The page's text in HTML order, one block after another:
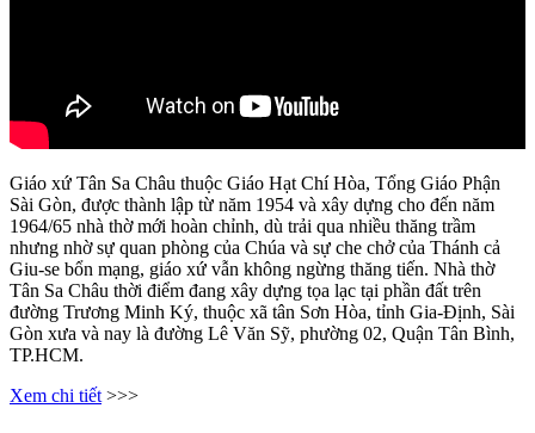
Giáo xứ Tân Sa Châu thuộc Giáo Hạt Chí Hòa, Tổng Giáo Phận
Sài Gòn, được thành lập từ năm 1954 và xây dựng cho đến năm
1964/65 nhà thờ mới hoàn chỉnh, dù trải qua nhiều thăng trầm
nhưng nhờ sự quan phòng của Chúa và sự che chở của Thánh cả
Giu-se bổn mạng, giáo xứ vẫn không ngừng thăng tiến. Nhà thờ
Tân Sa Châu thời điểm đang xây dựng tọa lạc tại phần đất trên
đường Trương Minh Ký, thuộc xã tân Sơn Hòa, tỉnh Gia-Định, Sài
Gòn xưa và nay là đường Lê Văn Sỹ, phường 02, Quận Tân Bình,
TP.HCM.
Xem chi tiết >>>